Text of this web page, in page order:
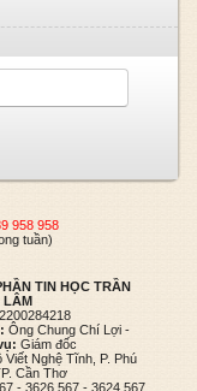
958 958
tuần)
TIN HỌC TRẦN
LÂM
2200284218
Ông Chung Chí Lợi -
Giám đốc
Viết Nghệ Tĩnh, P. Phú
Cần Thơ
- 3626 567 - 3624 567